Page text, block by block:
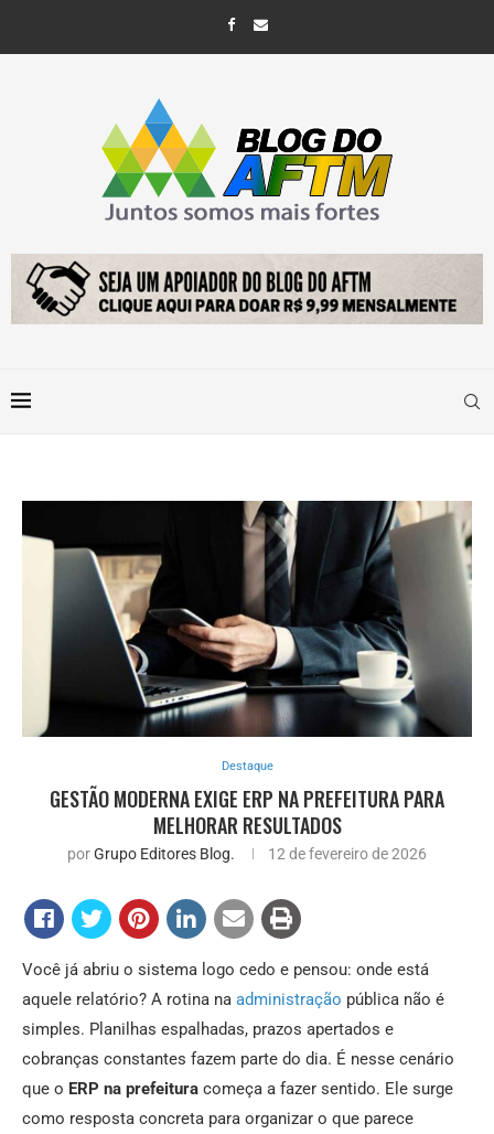
Destaque
GESTÃO MODERNA EXIGE ERP NA PREFEITURA PARA
MELHORAR RESULTADOS
porGrupo Editores Blog. 12 de fevereiro de 2026
Você já abriu o sistema logo cedo e pensou: onde está
aquele relatório? A rotina na administração pública não é
simples. Planilhas espalhadas, prazos apertados e
cobranças constantes fazem parte do dia. É nesse cenário
que o ERP na prefeitura começa a fazer sentido. Ele surge
como resposta concreta para organizar o que parece